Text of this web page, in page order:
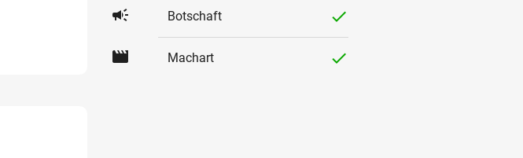
campaign Botschaft checked
movie Machart checked